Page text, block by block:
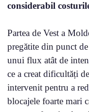
considerabil
Partea de Vest a
pregătite din punct
unui flux atât de
ce a creat dificultăți
intervenit pentru a
blocajele foarte mari